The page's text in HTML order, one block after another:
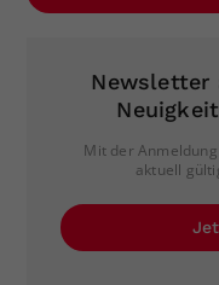
Newsletter
Mit der
aktuell